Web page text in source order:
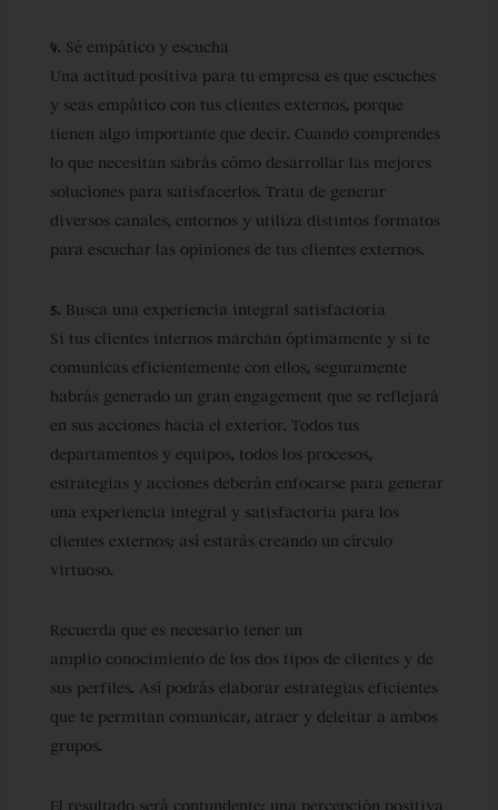
4. Sé empático y escucha
Una actitud positiva para tu empresa es que escuches
y seas empático con tus clientes externos, porque
tienen algo importante que decir. Cuando comprendes
lo que necesitan sabrás cómo desarrollar las mejores
soluciones para satisfacerlos. Trata de generar
diversos canales, entornos y utiliza distintos formatos
para escuchar las opiniones de tus clientes externos.
5. Busca una experiencia integral satisfactoria
Si tus clientes internos marchan óptimamente y si te
comunicas eficientemente con ellos, seguramente
habrás generado un gran engagement que se reflejará
en sus acciones hacia el exterior. Todos tus
departamentos y equipos, todos los procesos,
estrategias y acciones deberán enfocarse para generar
una experiencia integral y satisfactoria para los
clientes externos; así estarás creando un círculo
virtuoso.
Recuerda que es necesario tener un
amplio conocimiento de los dos tipos de clientes y de
sus perfiles. Así podrás elaborar estrategias eficientes
que te permitan comunicar, atraer y deleitar a ambos
grupos.
El resultado será contundente: una percepción positiva